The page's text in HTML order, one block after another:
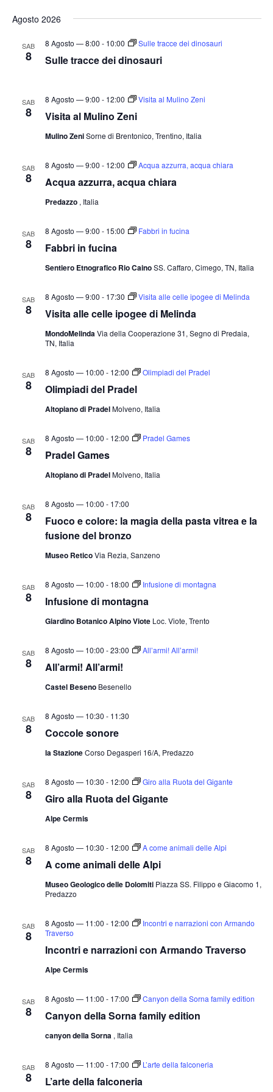
e
n
r
s
e
a
c
e
i
s
e
Agosto 2026
SAB
8 Sulle tracce dei dinosauri
8 Agosto — 8:00 - 10:00 Sulle tracce dei dinosauri
SAB
8 Visita al Mulino Zeni
8 Agosto — 9:00 - 12:00 Visita al Mulino Zeni
Mulino ZeniSorne di Brentonico, Trentino, Italia
SAB
8 Acqua azzurra, acqua chiara
8 Agosto — 9:00 - 12:00 Acqua azzurra, acqua chiara
Predazzo , Italia
SAB
8 Fabbri in fucina
8 Agosto — 9:00 - 15:00 Fabbri in fucina
Sentiero Etnografico Rio CainoSS. Caffaro, Cimego, TN, Italia
SAB
8 Visita alle celle ipogee di Melinda
8 Agosto — 9:00 - 17:30 Visita alle celle ipogee di Melinda
MondoMelindaVia della Cooperazione 31, Segno di Predaia,
TN, Italia
SAB
8 Olimpiadi del Pradel
8 Agosto — 10:00 - 12:00 Olimpiadi del Pradel
Altopiano di PradelMolveno, Italia
SAB
8 Pradel Games
8 Agosto — 10:00 - 12:00 Pradel Games
Altopiano di PradelMolveno, Italia
SAB
8
Fuoco e colore: la magia della pasta vitrea e la
fusione del bronzo
8 Agosto — 10:00 - 17:00
Museo ReticoVia Rezia, Sanzeno
SAB
8 Infusione di montagna
8 Agosto — 10:00 - 18:00 Infusione di montagna
Giardino Botanico Alpino Viote Loc. Viote, Trento
SAB
8 All’armi! All’armi!
8 Agosto — 10:00 -23:00 All’armi! All’armi!
Castel Beseno Besenello
SAB
8 Coccole sonore
8 Agosto — 10:30 - 11:30
la StazioneCorso Degasperi 16/A, Predazzo
SAB
8 Giro alla Ruota del Gigante
8 Agosto — 10:30 - 12:00 Giro alla Ruota del Gigante
Alpe Cermis
SAB
8 A come animali delle Alpi
8 Agosto — 10:30 - 12:00 A come animali delle Alpi
Museo Geologico delle Dolomiti Piazza SS. Filippo e Giacomo 1,
Predazzo
SAB
8
Incontri e narrazioni con Armando Traverso
8 Agosto — 11:00 - 12:00
Incontri e narrazioni con Armando
Traverso
Alpe Cermis
SAB
8 Canyon della Sorna family edition
8 Agosto — 11:00 - 17:00 Canyon della Sorna family edition
canyon della Sorna , Italia
SAB
8 L’arte della falconeria
8 Agosto — 11:00 - 17:00 L’arte della falconeria